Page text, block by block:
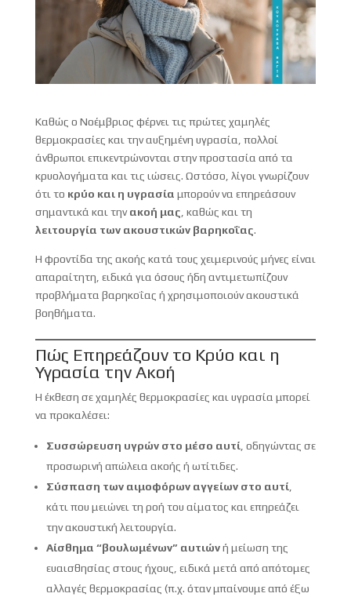
Καθώς ο Νοέμβριος φέρνει τις πρώτες χαμηλές
θερμοκρασίες και την αυξημένη υγρασία, πολλοί
άνθρωποι επικεντρώνονται στην προστασία από τα
κρυολογήματα και τις ιώσεις. Ωστόσο, λίγοι γνωρίζουν
ότι το κρύο και η υγρασία μπορούν να επηρεάσουν
σημαντικά και τηνακοή μας , καθώς και τη
λειτουργία των ακουστικών βαρηκοΐας.
Η φροντίδα της ακοής κατά τους χειμερινούς μήνες είναι
απαραίτητη, ειδικά για όσους ήδη αντιμετωπίζουν
προβλήματα βαρηκοΐας ή χρησιμοποιούν ακουστικά
βοηθήματα.
Πώς Επηρεάζουν το Κρύο και η
Υγρασία την Ακοή
Η έκθεση σε χαμηλές θερμοκρασίες και υγρασία μπορεί
να προκαλέσει:
Συσσώρευση υγρών στο μέσο αυτί, οδηγώντας σε
προσωρινή απώλεια ακοής ή ωτίτιδες.
Σύσπαση των αιμοφόρων αγγείων στο αυτί,
κάτι που μειώνει τη ροή του αίματος και επηρεάζει
την ακουστική λειτουργία.
Αίσθημα “βουλωμένων” αυτιώνή μείωση της
ευαισθησίας στους ήχους, ειδικά μετά από απότομες
αλλαγές θερμοκρασίας (π.χ. όταν μπαίνουμε από έξω